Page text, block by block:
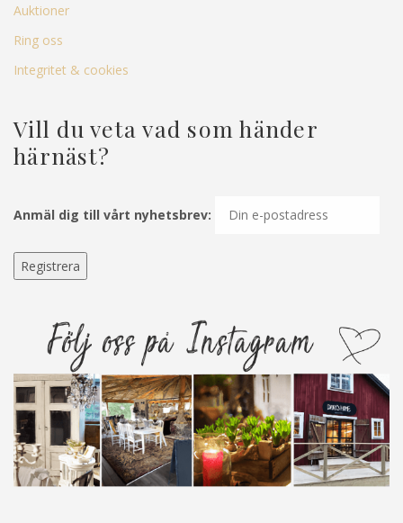
Auktioner
Ring oss
Integritet & cookies
Vill du veta vad som händer
härnäst?
Anmäl dig till vårt nyhetsbrev: